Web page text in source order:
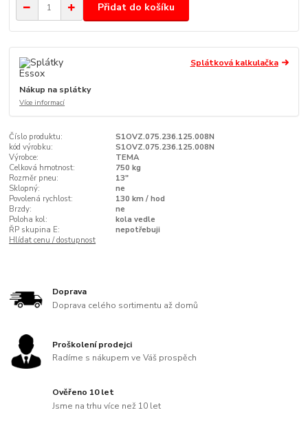
Přidat do košíku
Splátková kalkulačka
Nákup na splátky
Více informací
Číslo produktu:
S1OVZ.075.236.125.008N
kód výrobku:
S1OVZ.075.236.125.008N
Výrobce:
TEMA
Celková hmotnost:
750 kg
Rozměr pneu:
13"
Sklopný:
ne
Povolená rychlost:
130 km / hod
Brzdy:
ne
Poloha kol:
kola vedle
ŘP skupina E:
nepotřebuji
Hlídat cenu / dostupnost
Doprava
Doprava celého sortimentu až domů
Proškolení prodejci
Radíme s nákupem ve Váš prospěch
Ověřeno 10 let
Jsme na trhu více než 10 let